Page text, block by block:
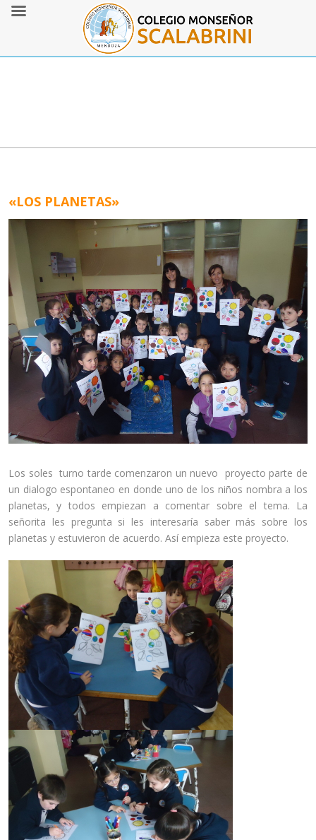
«LOS PLANETAS»
Los soles turno tarde comenzaron un nuevo proyecto parte de
un dialogo espontaneo en donde uno de los niños nombra a los
planetas, y todos empiezan a comentar sobre el tema. La
señorita les pregunta si les interesaría saber más sobre los
planetas y estuvieron de acuerdo. Así empieza este proyecto.